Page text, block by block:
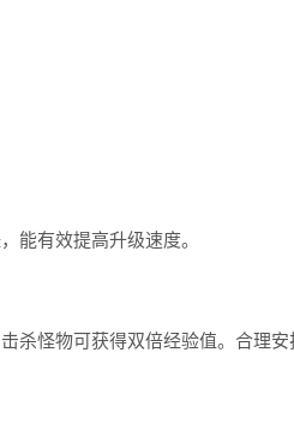
有效提高升级速度。
怪物可获得双倍经验值。合理安